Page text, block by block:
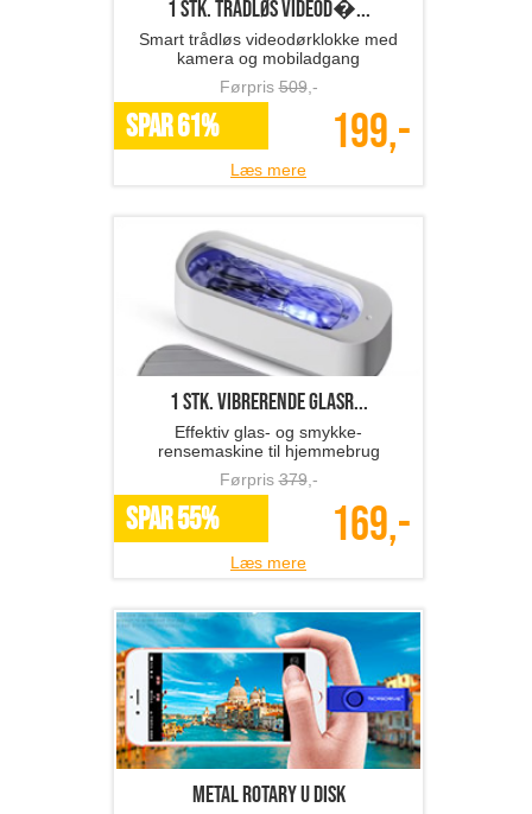
1 stk. trådløs videod�...
Smart trådløs videodørklokke med
kamera og mobiladgang
Førpris509,-
SPAR 61% 199,-
Læs mere
1 stk. vibrerende glasr...
Effektiv glas- og smykke-
rensemaskine til hjemmebrug
Førpris379,-
SPAR 55% 169,-
Læs mere
Metal Rotary U Disk